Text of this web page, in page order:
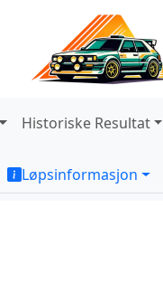
Historiske Resultat
Løpsinformasjon